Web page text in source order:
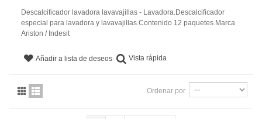
Descalcificador lavadora lavavajillas - Lavadora.Descalcificador
especial para lavadora y lavavajillas.Contenido 12 paquetes.Marca
Ariston / Indesit
Añadir a lista de deseos Vista rápida
Ordenar por